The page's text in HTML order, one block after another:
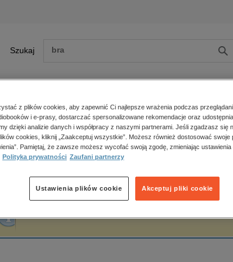
Szukaj Szukaj
Zobacz wszystkie E-
polityka, społeczno-informacyjne
psychologiczne
popularno-naukowe
historia
główna Przemysław "Imhotep" Dzieciński
"Imhotep" Dzieciński
z plików cookies, aby zapewnić Ci najlepsze wrażenia podczas
i e-prasy, dostarczać spersonalizowane rekomendacje oraz
dzięki analizie danych i współpracy z naszymi partnerami. Jeśli zgadzasz się
cookies, kliknij „Zaakceptuj wszystkie”. Możesz również dostosować swoje
Pamiętaj, że zawsze możesz wycofać swoją zgodę, zmieniając
Polityka prywatności Zaufani partnerzy
Akceptuj pliki cookie
Ustawienia plików cookie